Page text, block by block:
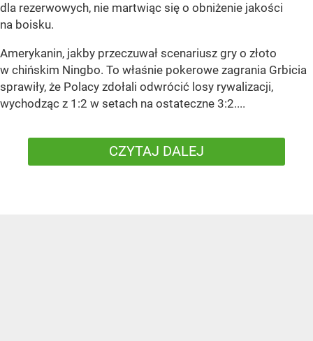
dla rezerwowych, nie martwiąc się o obniżenie jakości
na boisku.
Amerykanin, jakby przeczuwał scenariusz gry o złoto
w chińskim Ningbo. To właśnie pokerowe zagrania Grbicia
sprawiły, że Polacy zdołali odwrócić losy rywalizacji,
wychodząc z 1:2 w setach na ostateczne 3:2....
CZYTAJ DALEJ